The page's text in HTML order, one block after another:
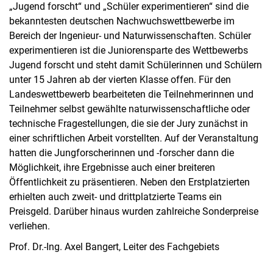
„Jugend forscht“ und „Schüler experimentieren“ sind die
bekanntesten deutschen Nachwuchswettbewerbe im
Bereich der Ingenieur- und Naturwissenschaften. Schüler
experimentieren ist die Juniorensparte des Wettbewerbs
Jugend forscht und steht damit Schülerinnen und Schülern
unter 15 Jahren ab der vierten Klasse offen. Für den
Landeswettbewerb bearbeiteten die Teilnehmerinnen und
Teilnehmer selbst gewählte naturwissenschaftliche oder
technische Fragestellungen, die sie der Jury zunächst in
einer schriftlichen Arbeit vorstellten. Auf der Veranstaltung
hatten die Jungforscherinnen und -forscher dann die
Möglichkeit, ihre Ergebnisse auch einer breiteren
Öffentlichkeit zu präsentieren. Neben den Erstplatzierten
erhielten auch zweit- und drittplatzierte Teams ein
Preisgeld. Darüber hinaus wurden zahlreiche Sonderpreise
verliehen.
Prof. Dr.-Ing. Axel Bangert, Leiter des Fachgebiets